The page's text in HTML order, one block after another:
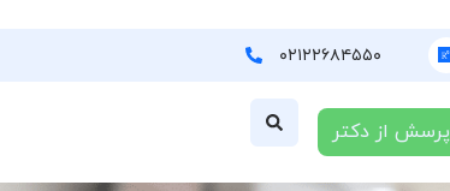
۰۲۱۲۲۶۸۴۵۵۰
پرسش از دکتر